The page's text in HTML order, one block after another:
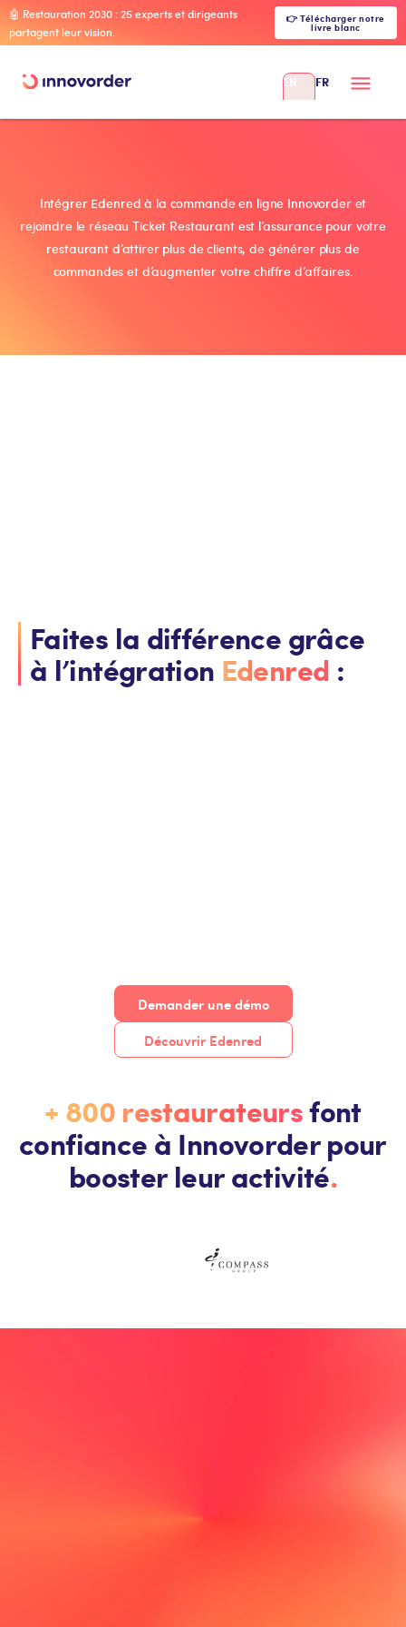
🤖 Restauration 2030 : 25 experts et dirigeants
partagent leur vision.
👉 Télécharger notre
livre blanc
EN FR
Intégrer Edenred à la commande en ligne Innovorder et
rejoindre le réseau Ticket Restaurant est l’assurance pour votre
restaurant d’attirer plus de clients, de générer plus de
commandes et d’augmenter votre chiffre d’affaires.
Faites la différence grâce
à l’intégration Edenred :
Demander une démo
Découvrir Edenred
+ 800 restaurateursfont
confiance à Innovorder pour
booster leur activité.